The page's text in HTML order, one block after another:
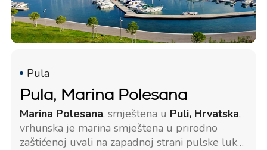
Pula
Pula, Marina Polesana
Marina Polesana, smještena u Puli, Hrvatska,
vrhunska je marina smještena u prirodno
zaštićenoj uvali na zapadnoj strani pulske luke,